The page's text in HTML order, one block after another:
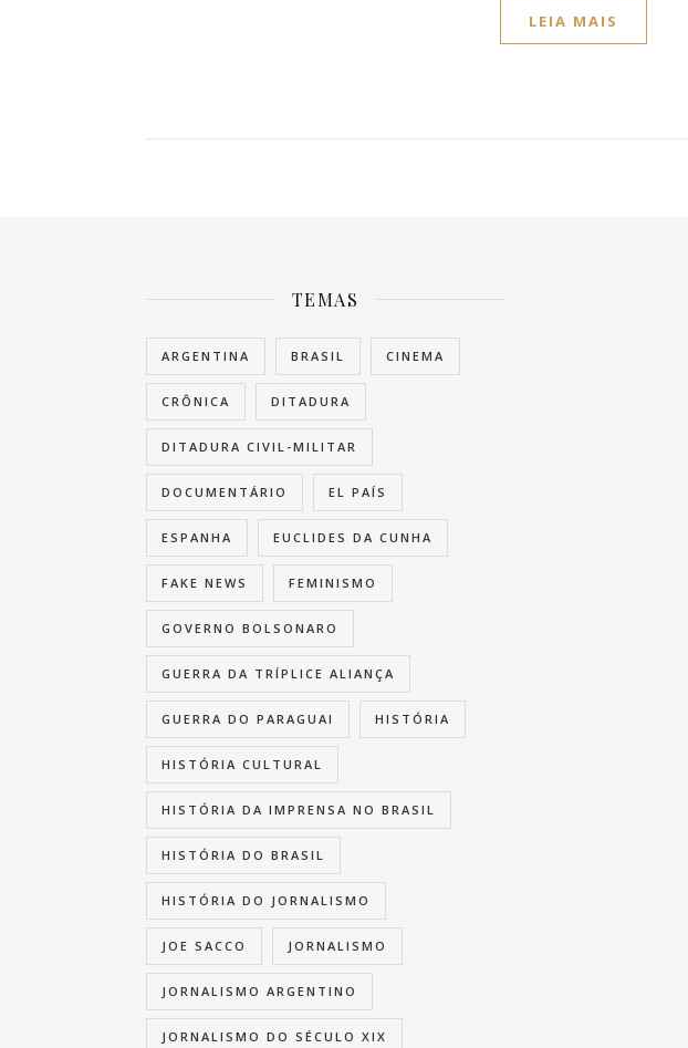
LEIA MAIS
TEMAS
ARGENTINA BRASIL CINEMA
CRÔNICA DITADURA
DITADURA CIVIL-MILITAR
DOCUMENTÁRIO EL PAÍS
ESPANHA EUCLIDES DA CUNHA
FAKE NEWS FEMINISMO
GOVERNO BOLSONARO
GUERRA DA TRÍPLICE ALIANÇA
GUERRA DO PARAGUAI HISTÓRIA
HISTÓRIA CULTURAL
HISTÓRIA DA IMPRENSA NO BRASIL
HISTÓRIA DO BRASIL
HISTÓRIA DO JORNALISMO
JOE SACCO JORNALISMO
JORNALISMO ARGENTINO
JORNALISMO DO SÉCULO XIX